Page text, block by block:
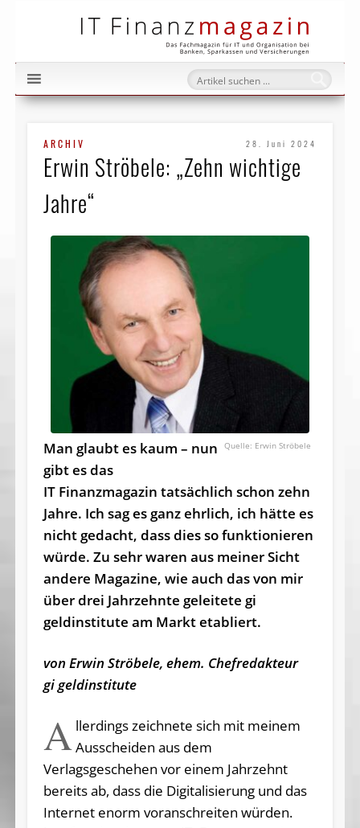
ARCHIV 28. Juni 2024
Erwin Ströbele: „Zehn wichtige
Jahre“
Erwin Ströbele
Man glaubt es kaum – nun
gibt es das
IT Finanzmagazin tatsächlich schon zehn
Jahre. Ich sag es ganz ehrlich, ich hätte es
nicht gedacht, dass dies so funktionieren
würde. Zu sehr waren aus meiner Sicht
andere Magazine, wie auch das von mir
über drei Jahrzehnte geleitete gi
geldinstitute am Markt etabliert.
von Erwin Ströbele, ehem. Chefredakteur
gi geldinstitute
A llerdings zeichnete sich mit meinem
Ausscheiden aus dem
Verlagsgeschehen vor einem Jahrzehnt
bereits ab, dass die Digitalisierung und das
Internet enorm voranschreiten würden.